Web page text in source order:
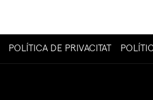
POLÍTICA DE PRIVACITAT